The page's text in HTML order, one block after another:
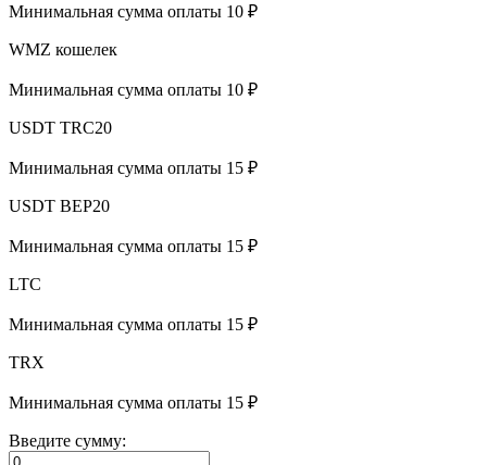
Минимальная сумма оплаты 10 ₽
WMZ кошелек
Минимальная сумма оплаты 10 ₽
USDT TRC20
Минимальная сумма оплаты 15 ₽
USDT BEP20
Минимальная сумма оплаты 15 ₽
LTC
Минимальная сумма оплаты 15 ₽
TRX
Минимальная сумма оплаты 15 ₽
Введите сумму: